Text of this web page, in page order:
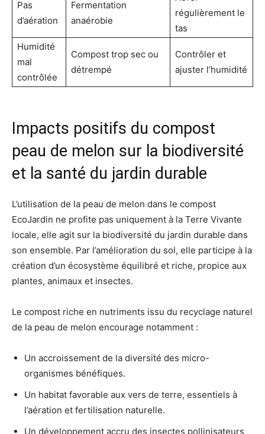
Pas
d’aération
Fermentation
anaérobie
régulièrement le
tas
Humidité
mal
contrôlée
Compost trop sec ou
détrempé
Contrôler et
ajuster l’humidité
Impacts positifs du compost
peau de melon sur la biodiversité
et la santé du jardin durable
L’utilisation de la peau de melon dans le compost
EcoJardin ne profite pas uniquement à la Terre Vivante
locale, elle agit sur la biodiversité du jardin durable dans
son ensemble. Par l’amélioration du sol, elle participe à la
création d’un écosystème équilibré et riche, propice aux
plantes, animaux et insectes.
Le compost riche en nutriments issu du recyclage naturel
de la peau de melon encourage notamment :
Un accroissement de la diversité des micro-
organismes bénéfiques.
Un habitat favorable aux vers de terre, essentiels à
l’aération et fertilisation naturelle.
Un développement accru des insectes pollinisateurs